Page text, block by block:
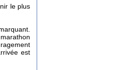
le plus
est